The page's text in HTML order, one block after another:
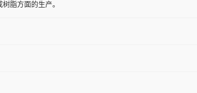
脂方面的生产。